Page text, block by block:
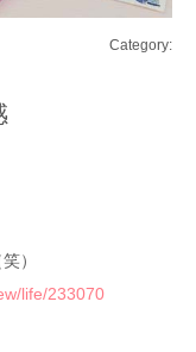
Category:
）
life/233070